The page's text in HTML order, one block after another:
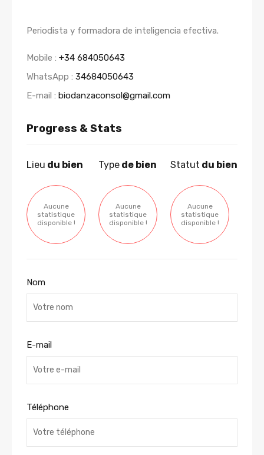
Periodista y formadora de inteligencia efectiva.
Mobile : +34 684050643
WhatsApp : 34684050643
E-mail : biodanzaconsol@gmail.com
Progress & Stats
Lieu du bien
Aucune
statistique
disponible !
Type de bien
Aucune
statistique
disponible !
Statut du bien
Aucune
statistique
disponible !
Nom
E-mail
Téléphone